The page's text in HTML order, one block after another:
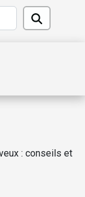
: conseils et